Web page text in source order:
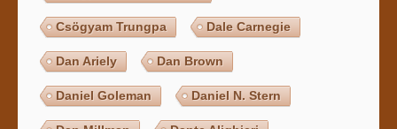
Csögyam Trungpa Dale Carnegie
Dan Ariely Dan Brown
Daniel Goleman Daniel N. Stern